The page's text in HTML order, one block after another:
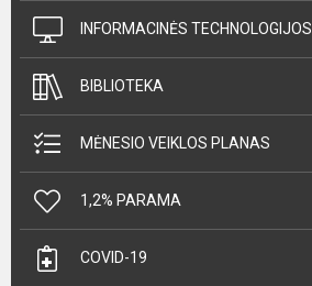
INFORMACINĖS TECHNOLOGIJOS
BIBLIOTEKA
MĖNESIO VEIKLOS PLANAS
1,2% PARAMA
COVID-19